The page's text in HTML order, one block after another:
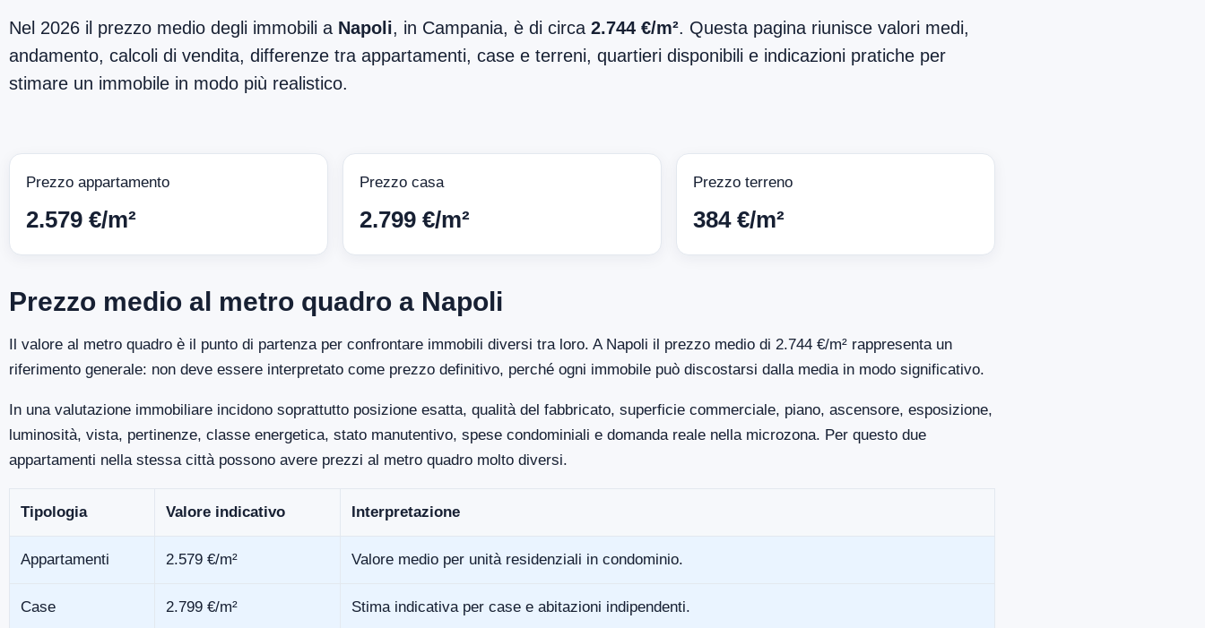
Nel 2026 il prezzo medio degli immobili a Napoli, in Campania, è di circa 2.744 €/m². Questa pagina riunisce valori medi,
andamento, calcoli di vendita, differenze tra appartamenti, case e terreni, quartieri disponibili e indicazioni pratiche per
stimare un immobile in modo più realistico.
Prezzo appartamento
2.579 €/m²
Prezzo casa
2.799 €/m²
Prezzo terreno
384 €/m²
Prezzo medio al metro quadro a Napoli
Il valore al metro quadro è il punto di partenza per confrontare immobili diversi tra loro. A Napoli il prezzo medio di 2.744 €/m² rappresenta un
riferimento generale: non deve essere interpretato come prezzo definitivo, perché ogni immobile può discostarsi dalla media in modo significativo.
In una valutazione immobiliare incidono soprattutto posizione esatta, qualità del fabbricato, superficie commerciale, piano, ascensore, esposizione,
luminosità, vista, pertinenze, classe energetica, stato manutentivo, spese condominiali e domanda reale nella microzona. Per questo due
appartamenti nella stessa città possono avere prezzi al metro quadro molto diversi.
Tipologia Valore indicativo Interpretazione
Appartamenti 2.579 €/m² Valore medio per unità residenziali in condominio.
Case 2.799 €/m² Stima indicativa per case e abitazioni indipendenti.